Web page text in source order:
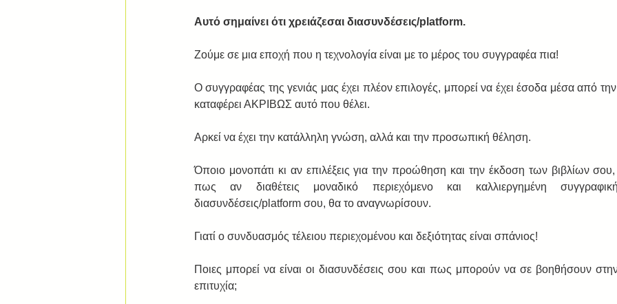
Αυτό σημαίνει ότι χρειάζεσαι διασυνδέσεις/platform.
Ζούμε σε μια εποχή που η τεχνολογία είναι με το μέρος του συγγραφέα πια!
Ο συγγραφέας της γενιάς μας έχει πλέον επιλογές, μπορεί να έχει έσοδα μέσα από
καταφέρει ΑΚΡΙΒΩΣ αυτό που θέλει.
Αρκεί να έχει την κατάλληλη γνώση, αλλά και την προσωπική θέληση.
Όποιο μονοπάτι κι αν επιλέξεις για την προώθηση και την έκδοση των βιβλίων σου,
πως αν διαθέτεις μοναδικό περιεχόμενο και καλλιεργημένη
διασυνδέσεις/platform σου, θα το αναγνωρίσουν.
Γιατί ο συνδυασμός τέλειου περιεχομένου και δεξιότητας είναι σπάνιος!
Ποιες μπορεί να είναι οι διασυνδέσεις σου και πως μπορούν να σε βοηθήσουν
επιτυχία;